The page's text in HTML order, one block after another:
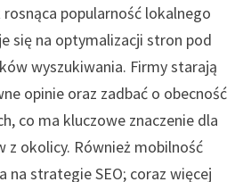
popularność lokalnego
się na optymalizacji stron pod
wyszukiwania. Firmy starają
opinie oraz zadbać o obecność
co ma kluczowe znaczenie dla
z okolicy. Również mobilność
na strategie SEO; coraz więcej